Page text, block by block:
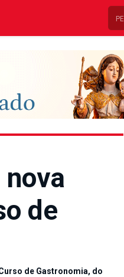
nova
de
de Gastronomia, do